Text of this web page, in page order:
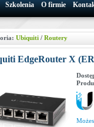
Szkolenia O firmie
Ubiquiti/ Routery
EdgeRouter X